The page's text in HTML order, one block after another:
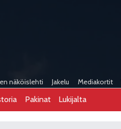
näköislehti Jakelu Mediakortit
Pakinat Lukijalta